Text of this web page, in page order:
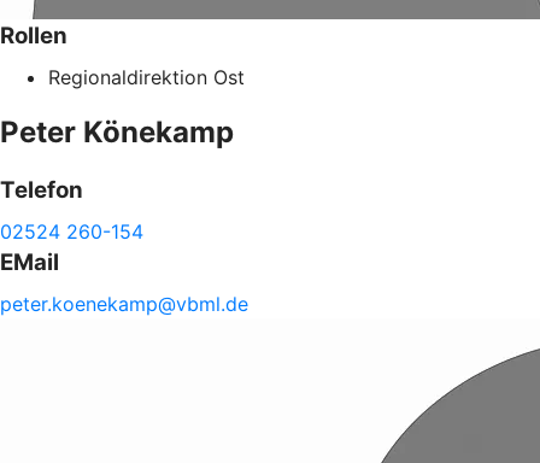
Rollen
Regionaldirektion Ost
Peter Könekamp
Telefon
02524 260-154
EMail
peter.koenekamp@vbml.de